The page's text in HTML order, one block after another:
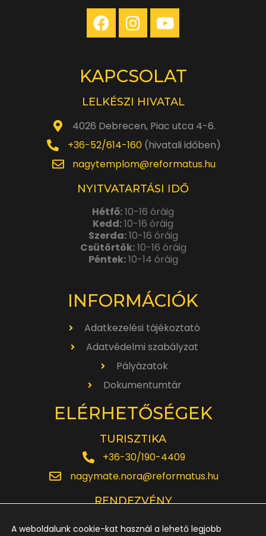
KAPCSOLAT
LELKÉSZI HIVATAL
4026 Debrecen, Piac utca 4-6.
+36-52/614-160(hivatali időben)
nagytemplom@reformatus.hu
NYITVATARTÁSI IDŐ
Hétfő:10-16 óráig
Kedd:10-16 óráig
Szerda:10-16 óráig
Csütörtök:10-16 óráig
Péntek:10-14 óráig
INFORMÁCIÓK
Adatkezelési tájékoztató
Adatvédelmi szabályzat
Pályázatok
Dokumentumtár
ELÉRHETŐSÉGEK
TURISZTIKA
+36-30/190-4409
nagymate.nora@reformatus.hu
RENDEZVÉNY
A weboldalunk cookie-kat használ a lehető legjobb